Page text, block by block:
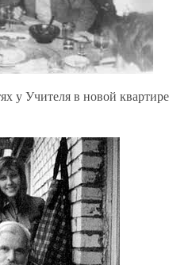
у Учителя в новой квартире